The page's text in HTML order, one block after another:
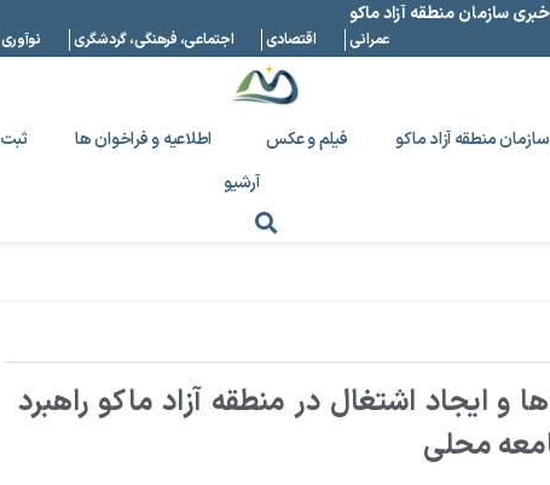
خبری سازمان منطقه آزاد ماکو
عمرانی اقتصادی اجتماعی، فرهنگی، گردشگری
منطقه آزاد ماکو فیلم و عکس اطلاعیه و فراخوان ها
آرشیو
ایجاد اشتغال در منطقه آزاد ماکو راهبرد
محلی